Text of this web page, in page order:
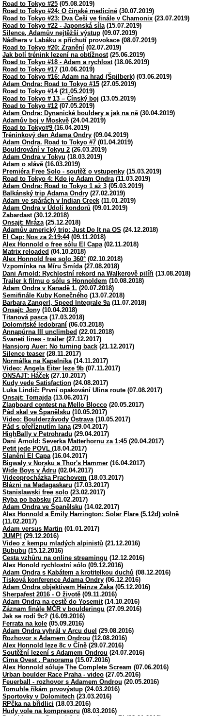
Road to Tokyo #25 (05.08.2019)
Road to Tokyo #24: O čínské medicíně (30.07.2019)
Road to Tokyo #23: Dva Češi ve finále v Chamonix (23.07.2019)
Road to Tokyo #22 - Japonská síla(15.07.2019)
Silence, Adamův nejtěžší výstup (09.07.2019)
Nádhera v Labáku s příchutí provokace (08.07.2019)
Road to Tokyo #20: Zranění (02.07.2019)
Jak bolí trénink lezení na obtížnost(25.06.2019)
Road to Tokyo #18 - Adam a rychlost(18.06.2019)
Road to Tokyo #17 (10.06.2019)
Road to Tokyo #16: Adam na hrad (Špilberk) (03.06.2019)
Adam Ondra: Road to Tokyo #15 (27.05.2019)
Road to Tokyo #14(21.05.2019)
Road to Tokyo # 13 – Čínský boj (13.05.2019)
Road to Tokyo #12 (07.05.2019)
Adam Ondra: Dynanické bouldery a jak na ně (30.04.2019)
Adamův boj v Moskvě (24.04.2019)
Road to Tokyo#9 (16.04.2019)
Tréninkový den Adama Ondry (09.04.2019)
Adam Ondra. Road to Tokyo #7 (01.04.2019)
Bouldrování v Tokyu 2 (26.03.2019)
Adam Ondra v Tokyu (18.03.2019)
Adam o slávě (16.03.2019)
Premiéra Free Solo - soutěž o vstupenky (15.03.2019)
Road to Tokyo 4: Kdo je Adam Ondra(11.03.2019)
Adam Ondra: Road to Tokyo 1 až 3 (05.03.2019)
Balkánský trip Adama Ondry (27.02.2019)
Adam ve spárách v Indian Creek (11.01.2019)
Adam Ondra v Údolí kondorů (09.01.2019)
Zabardast(30.12.2018)
Onsajt: Mráza(25.12.2018)
Adamův americký trip: Just Do It na OS (24.12.2018)
El Cap: Nos za 2:19:44(09.11.2018)
Alex Honnold o free sólu El Capa(02.11.2018)
Matrix reloaded (04.10.2018)
Alex Honnold free solo 360° (02.10.2018)
Vzpomínka na Míru Šmída(27.08.2018)
Dani Arnold: Rychlostní rekord na Walkerově pilíři (13.08.2018)
Trailer k filmu o sólu s Honnoldem (10.08.2018)
Adam Ondra v Kanadě 1. (20.07.2018)
Semifinále Kuby Konečného (13.07.2018)
Barbara Zangerl, Speed Integrale 9a(11.07.2018)
Onsajt: Jony (10.04.2018)
Titanová pasca(17.03.2018)
Dolomitské ledobraní (06.03.2018)
Annapúrna III unclimbed (22.01.2018)
Svaneti lines - trailer (27.12.2017)
Hansjorg Auer: No turning back (21.12.2017)
Silence teaser (28.11.2017)
Normálka na Kapelníka(14.11.2017)
Video: Angela Eiter leze 9b (07.11.2017)
ONSAJT: Háček (27.10.2017)
Kudy vede Satisfaction (24.08.2017)
Luka Lindič: První opakování Ulina route (07.08.2017)
Onsajt: Tomajda(13.06.2017)
Zlagboard contest na Mello Blocco (20.05.2017)
Pád skal ve Španělsku (10.05.2017)
Video: Boulderzávody Ostrava(10.05.2017)
Pád s přeříznutím lana(29.04.2017)
HighBally v Petrohradu (29.04.2017)
Dani Arnold: Severka Matterhornu za 1:45 (20.04.2017)
Petit jede POVL (18.04.2017)
Slanění El Capa(16.04.2017)
Bigwaly v Norsku a Thor's Hammer (16.04.2017)
Wide Boys v Ádru (02.04.2017)
Videoprocházka Prachovem (18.03.2017)
Blázni na Madagaskaru (17.03.2017)
Stanislawski free solo (23.02.2017)
Ryba po babsku (21.02.2017)
Adam Ondra ve Španělsku (14.02.2017)
Alex Honnold a Emily Harrington: Solar Flare (5.12d) volně
(11.02.2017)
Adam versus Martin (01.01.2017)
JUMP! (29.12.2016)
Video z kempu mladých alpinistů (21.12.2016)
Bububu (15.12.2016)
Cesta vzhůru na online streamingu (12.12.2016)
Alex Honold rychlostní sólo (09.12.2016)
Adam Ondra s Kabátem a krotitelkou duchů (08.12.2016)
Tisková konference Adama Ondry (06.12.2016)
Adam Ondra objektivem Heinze Zaka(05.12.2016)
Sherpafest 2016 - O životě (09.11.2016)
Adam Ondra na cestě do Yosemit(14.10.2016)
Záznam finále MČR v boulderingu (27.09.2016)
Jak se rodí 9c? (16.09.2016)
Ferrata na kole (05.09.2016)
Adam Ondra vyhrál v Arcu duel (29.08.2016)
Rozhovor s Adamem Ondrou (12.08.2016)
Alex Honnold leze 8c v Číně (29.07.2016)
Soutěžní lezení s Adamem Ondrou (24.07.2016)
Cima Ovest . Panorama(15.07.2016)
Alex Honnold sóluje The Complete Scream (07.06.2016)
Urban boulder Race Praha - video (27.05.2016)
Feuerball - rozhovor s Adamem Ondrou (20.05.2016)
Tomuhle říkám prvovýstup (24.03.2016)
Sportovky v Dolomitech (23.03.2016)
RPčka na břidlici (18.03.2016)
Hudy vole na kompresoru (08.03.2016)